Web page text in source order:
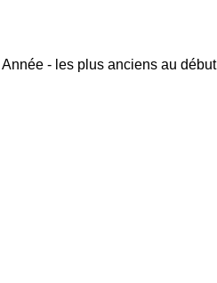
Année - les plus anciens au début